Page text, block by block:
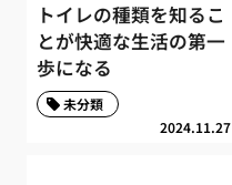
トイレの種類を知るこ
とが快適な生活の第一
歩になる
2024.11.27
未分類